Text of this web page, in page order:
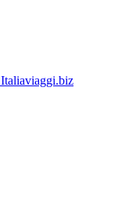
Italiaviaggi.biz